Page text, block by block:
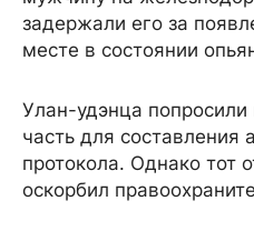
задержали его за
месте в состоянии
Улан-удэнца
часть для составления
протокола. Однако тот
оскорбил